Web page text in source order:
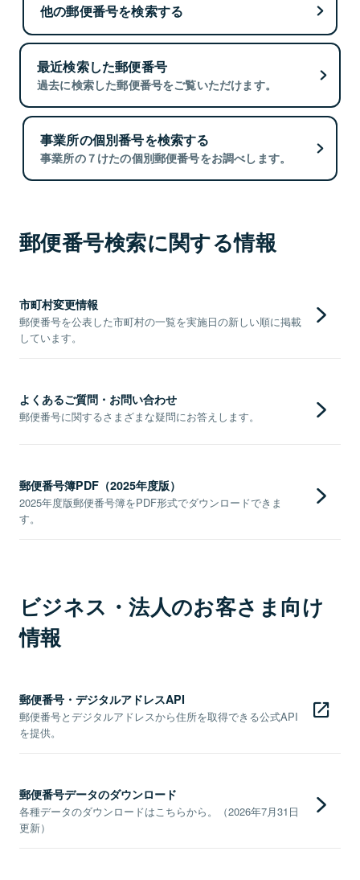
他の郵便番号を検索する
最近検索した郵便番号
過去に検索した郵便番号をご覧いただけます。
事業所の個別番号を検索する
事業所の７けたの個別郵便番号をお調べします。
郵便番号検索に関する情報
市町村変更情報
郵便番号を公表した市町村の一覧を実施日の新しい順に掲載
しています。
よくあるご質問・お問い合わせ
郵便番号に関するさまざまな疑問にお答えします。
郵便番号簿PDF（2025年度版）
2025年度版郵便番号簿をPDF形式でダウンロードできま
す。
ビジネス・法人のお客さま向け
情報
郵便番号・デジタルアドレスAPI
郵便番号とデジタルアドレスから住所を取得できる公式API
を提供。
郵便番号データのダウンロード
各種データのダウンロードはこちらから。（2026年7月31日
更新）